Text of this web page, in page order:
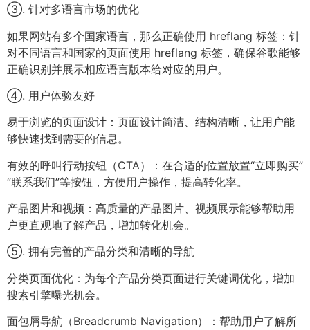
③. 针对多语言市场的优化
如果网站有多个国家语言，那么正确使用 hreflang 标签：针
对不同语言和国家的页面使用 hreflang 标签，确保谷歌能够
正确识别并展示相应语言版本给对应的用户。
④. 用户体验友好
易于浏览的页面设计：页面设计简洁、结构清晰，让用户能
够快速找到需要的信息。
有效的呼叫行动按钮（CTA）：在合适的位置放置“立即购买”
“联系我们”等按钮，方便用户操作，提高转化率。
产品图片和视频：高质量的产品图片、视频展示能够帮助用
户更直观地了解产品，增加转化机会。
⑤. 拥有完善的产品分类和清晰的导航
分类页面优化：为每个产品分类页面进行关键词优化，增加
搜索引擎曝光机会。
面包屑导航（Breadcrumb Navigation）：帮助用户了解所